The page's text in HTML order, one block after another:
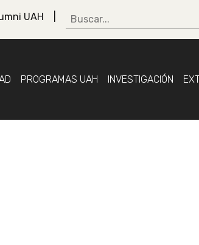
UAH
PROGRAMAS UAH INVESTIGACIÓN